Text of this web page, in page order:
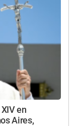
en
Aires,